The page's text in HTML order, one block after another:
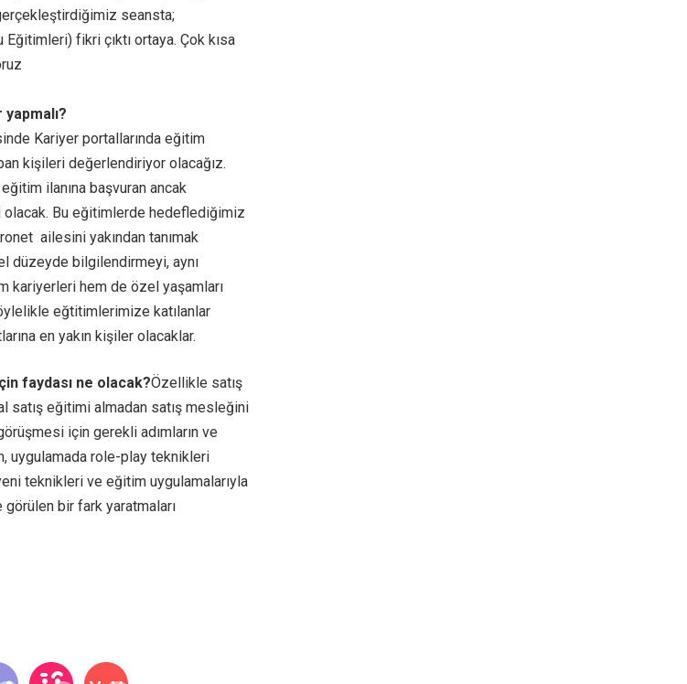
seansta;
fikri çıktı ortaya. Çok kısa
Kariyer portallarında eğitim
kişileri değerlendiriyor olacağız.
ilanına başvuran ancak
Bu eğitimlerde hedeflediğimiz
ailesini yakından tanımak
düzeyde bilgilendirmeyi, aynı
kariyerleri hem de özel yaşamları
eğtitimlerimize katılanlar
en yakın kişiler olacaklar.
faydası ne olacak?Özellikle satış
satış eğitimi almadan satış mesleğini
için gerekli adımların ve
uygulamada role-play teknikleri
teknikleri ve eğitim uygulamalarıyla
bir fark yaratmaları